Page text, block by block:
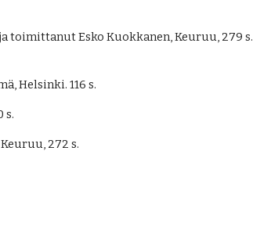
toimittanut Esko Kuokkanen, Keuruu, 279 s.
Helsinki. 116 s.
s.
272 s.